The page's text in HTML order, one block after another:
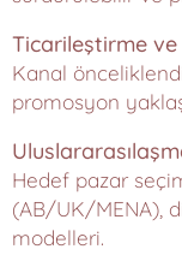
Ticarileştirme ve
Kanal
promosyon
Hedef pazar
(AB/UK/MENA),
modelleri.